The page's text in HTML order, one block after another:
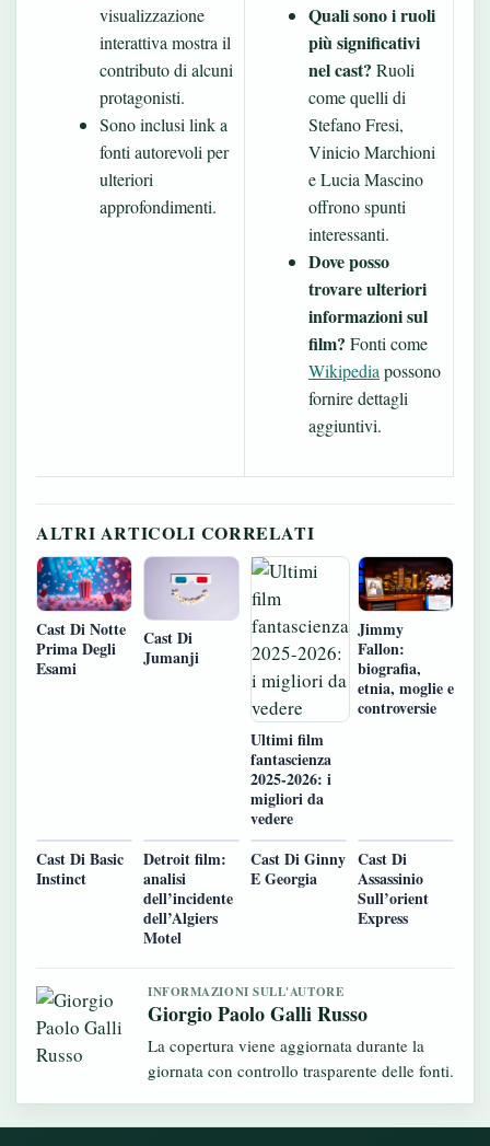
visualizzazione
interattiva mostra il
contributo di alcuni
protagonisti.
Sono inclusi link a
fonti autorevoli per
ulteriori
approfondimenti.
Quali sono i ruoli
più significativi
nel cast? Ruoli
come quelli di
Stefano Fresi,
Vinicio Marchioni
e Lucia Mascino
offrono spunti
interessanti.
Dove posso
trovare ulteriori
informazioni sul
film? Fonti come
Wikipedia possono
fornire dettagli
aggiuntivi.
ALTRI ARTICOLI CORRELATI
Cast Di Notte
Prima Degli
Esami
Cast Di
Jumanji
Ultimi film
fantascienza
2025-2026: i
migliori da
vedere
Jimmy
Fallon:
biografia,
etnia, moglie e
controversie
Cast Di Basic
Instinct
Detroit film:
analisi
dell’incidente
dell’Algiers
Motel
Cast Di Ginny
E Georgia
Cast Di
Assassinio
Sull’orient
Express
INFORMAZIONI SULL'AUTORE
Giorgio Paolo Galli Russo
La copertura viene aggiornata durante la
giornata con controllo trasparente delle fonti.